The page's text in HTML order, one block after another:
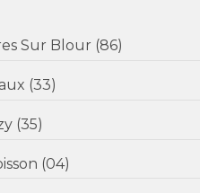
- Asniéres Sur Blour (86)
(33)
(35)
(04)